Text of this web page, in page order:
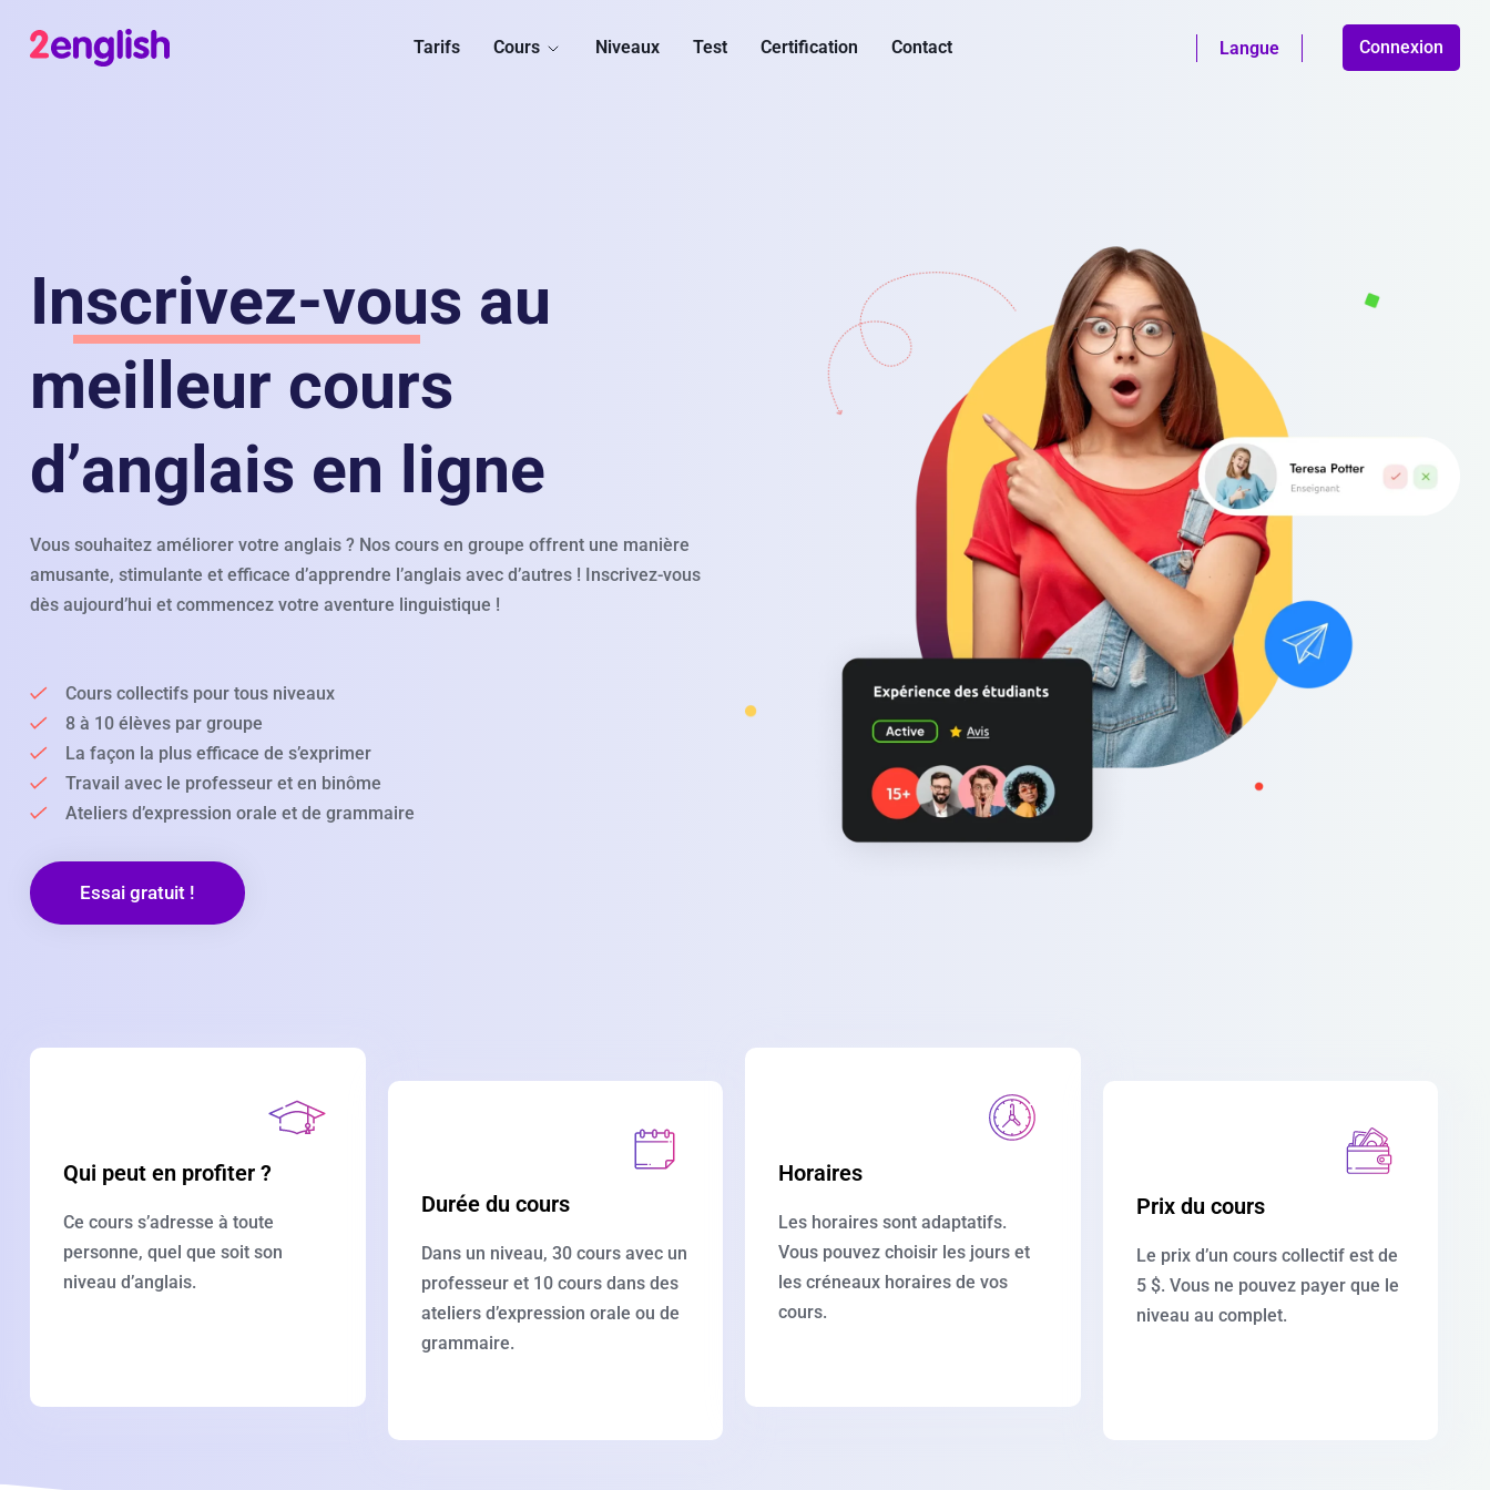
Tarifs Cours Niveaux Test Certification Contact Langue Connexion
Inscrivez-vous au
meilleur cours
d’anglais en ligne
Vous souhaitez améliorer votre anglais ? Nos cours en groupe offrent une manière
amusante, stimulante et efficace d’apprendre l’anglais avec d’autres ! Inscrivez-vous
dès aujourd’hui et commencez votre aventure linguistique !
Cours collectifs pour tous niveaux
8 à 10 élèves par groupe
La façon la plus efficace de s’exprimer
Travail avec le professeur et en binôme
Ateliers d’expression orale et de grammaire
Essai gratuit !
Qui peut en profiter ?
Ce cours s’adresse à toute
personne, quel que soit son
niveau d’anglais.
Durée du cours
Dans un niveau, 30 cours avec un
professeur et 10 cours dans des
ateliers d’expression orale ou de
grammaire.
Horaires
Les horaires sont adaptatifs.
Vous pouvez choisir les jours et
les créneaux horaires de vos
cours.
Prix du cours
Le prix d’un cours collectif est de
5 $. Vous ne pouvez payer que le
niveau au complet.